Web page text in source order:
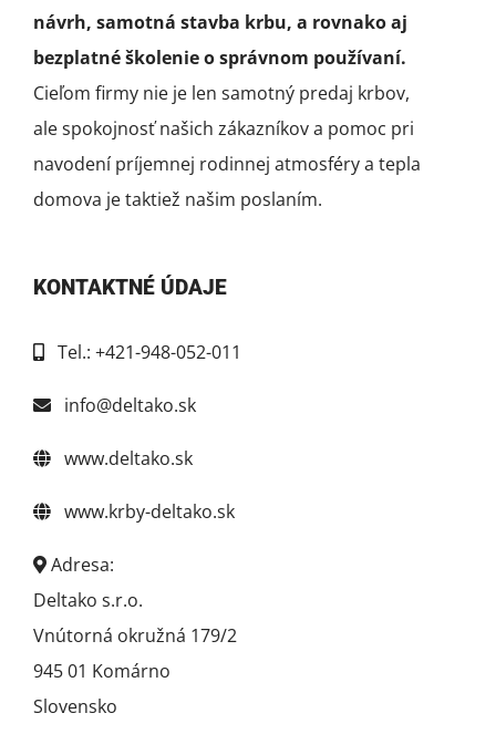
návrh, samotná stavba krbu, a rovnako aj
bezplatné školenie o správnom používaní.
Cieľom firmy nie je len samotný predaj krbov,
ale spokojnosť našich zákazníkov a pomoc pri
navodení príjemnej rodinnej atmosféry a tepla
domova je taktiež našim poslaním.
KONTAKTNÉ ÚDAJE
Tel.: +421-948-052-011
info@deltako.sk
www.deltako.sk
www.krby-deltako.sk
Adresa:
Deltako s.r.o.
Vnútorná okružná 179/2
945 01 Komárno
Slovensko